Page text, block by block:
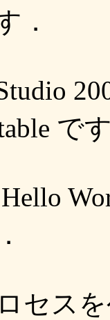
．
で
セス